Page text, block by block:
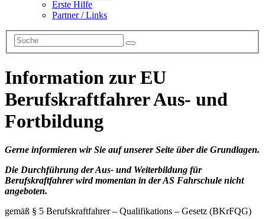
Erste Hilfe
Partner / Links
Information zur EU
Berufskraftfahrer Aus- und
Fortbildung
Gerne informieren wir Sie auf unserer Seite über die Grundlagen.
Die Durchführung der Aus- und Weiterbildung für
Berufskraftfahrer wird momentan in der AS Fahrschule nicht
angeboten.
gemäß § 5 Berufskraftfahrer – Qualifikations – Gesetz (BKrFQG)